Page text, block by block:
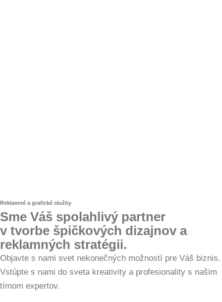
Reklamné a grafické služby
Sme Váš spolahlivý partner
v tvorbe špičkových dizajnov a
reklamných stratégii.
Objavte s nami svet nekonečných možností pre Váš biznis.
Vstúpte s nami do sveta kreativity a profesionality s našim
tímom expertov.